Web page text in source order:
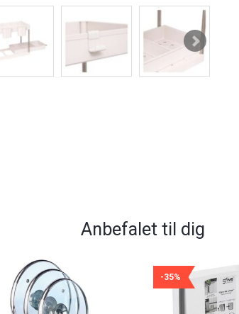
Anbefalet til dig
-35%